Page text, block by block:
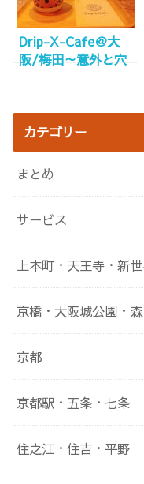
Drip-X-Cafe＠大
阪/梅田～意外と穴
源Wi-Fi完備～
カテゴリー
まとめ
サービス
上本町・天王寺・新
京橋・大阪城公園・
京都
京都駅・五条・七条
住之江・住吉・平野